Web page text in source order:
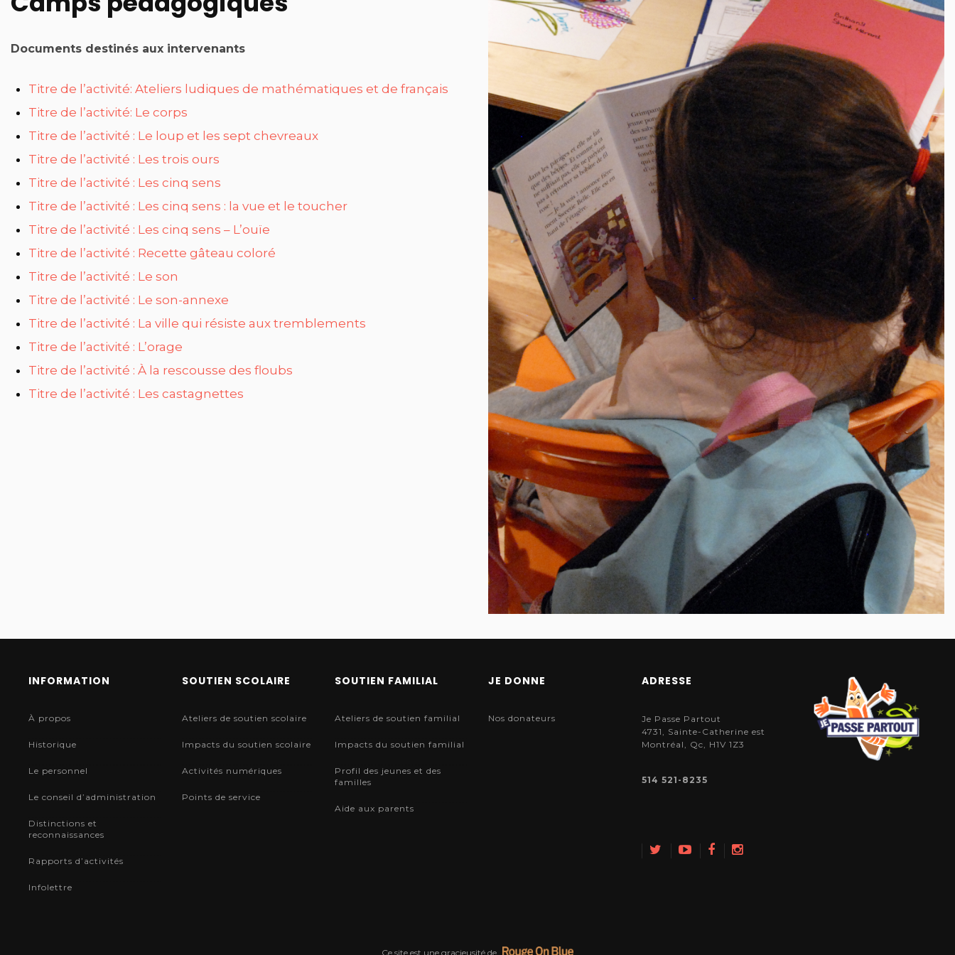
Documents destinés aux intervenants
Titre de l’activité: Ateliers ludiques de mathématiques et de français
Titre de l’activité: Le corps
Titre de l’activité : Le loup et les sept chevreaux
Titre de l’activité : Les trois ours
Titre de l’activité : Les cinq sens
Titre de l’activité : Les cinq sens : la vue et le toucher
Titre de l’activité : Les cinq sens – L’ouïe
Titre de l’activité : Recette gâteau coloré
Titre de l’activité : Le son
Titre de l’activité : Le son-annexe
Titre de l’activité : La ville qui résiste aux tremblements
Titre de l’activité : L’orage
Titre de l’activité : À la rescousse des floubs
Titre de l’activité : Les castagnettes
INFORMATION
À propos
Historique
Le personnel
Le conseil d’administration
Distinctions et
reconnaissances
Rapports d’activités
Infolettre
SOUTIEN SCOLAIRE
Ateliers de soutien scolaire
Impacts du soutien scolaire
Activités numériques
Points de service
SOUTIEN FAMILIAL
Ateliers de soutien familial
Impacts du soutien familial
Profil des jeunes et des
familles
Aide aux parents
JE DONNE
Nos donateurs
ADRESSE
Je Passe Partout
4731, Sainte-Catherine est
Montréal, Qc, H1V 1Z3
514 521-8235